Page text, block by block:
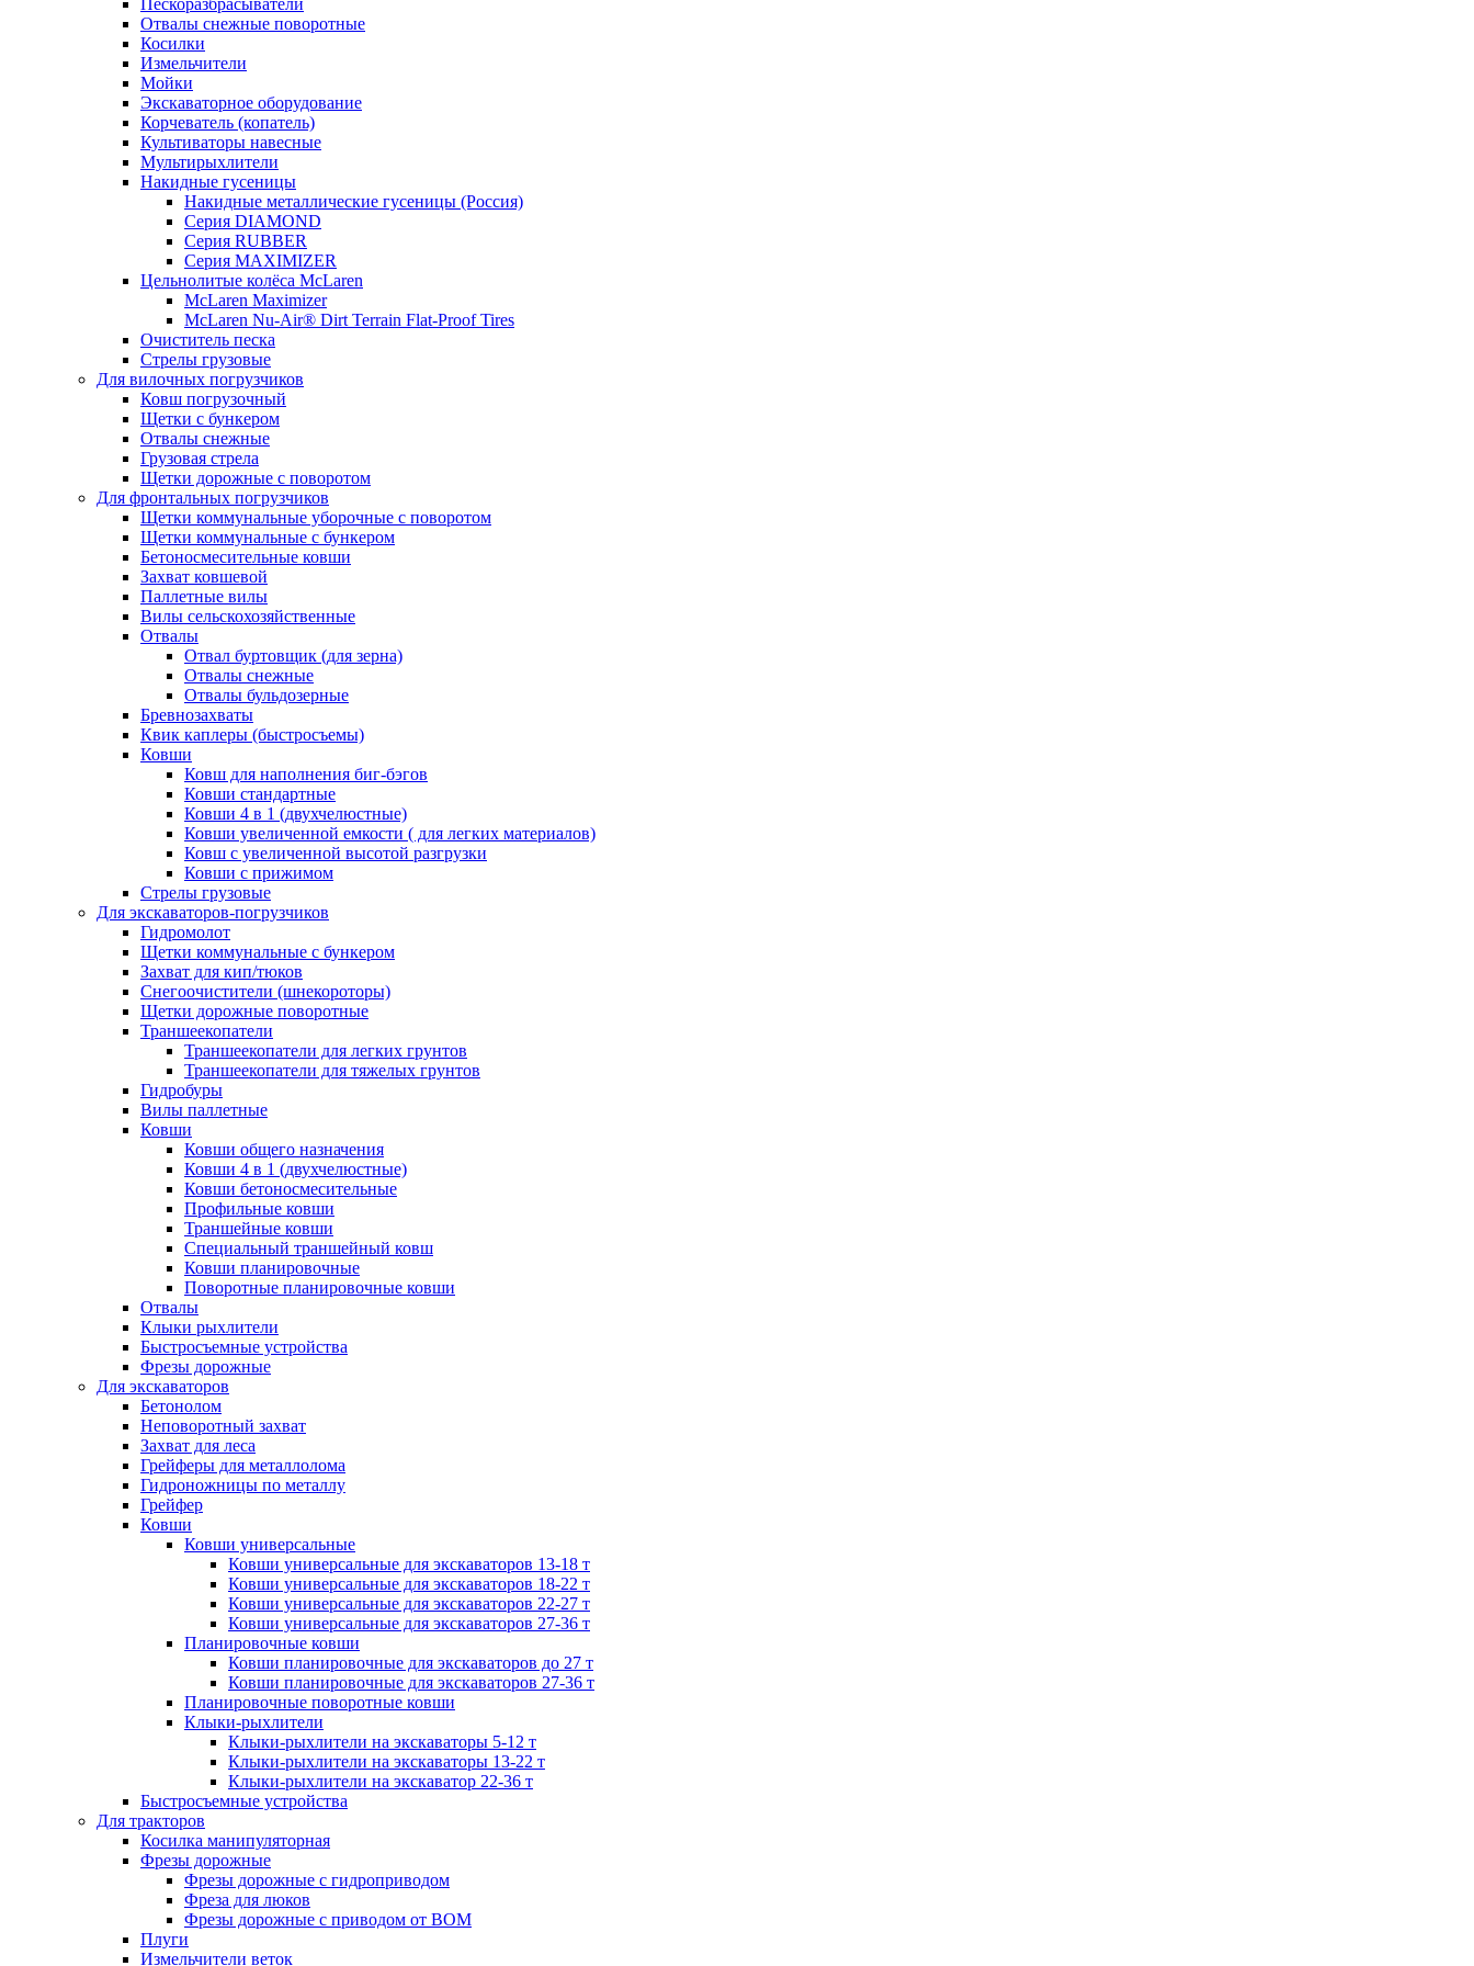
Отвалы снежные поворотные
Косилки
Измельчители
Мойки
Экскаваторное оборудование
Корчеватель (копатель)
Культиваторы навесные
Мультирыхлители
Накидные гусеницы
Накидные металлические гусеницы (Россия)
Серия DIAMOND
Серия RUBBER
Серия MAXIMIZER
Цельнолитые колёса McLaren
McLaren Maximizer
MсLaren Nu-Air® Dirt Terrain Flat-Proof Tires
Очиститель песка
Стрелы грузовые
Для вилочных погрузчиков
Ковш погрузочный
Щетки с бункером
Отвалы снежные
Грузовая стрела
Щетки дорожные с поворотом
Для фронтальных погрузчиков
Щетки коммунальные уборочные с поворотом
Щетки коммунальные с бункером
Бетоносмесительные ковши
Захват ковшевой
Паллетные вилы
Вилы сельскохозяйственные
Отвалы
Отвал буртовщик (для зерна)
Отвалы снежные
Отвалы бульдозерные
Бревнозахваты
Квик каплеры (быстросъемы)
Ковши
Ковш для наполнения биг-бэгов
Ковши стандартные
Ковши 4 в 1 (двухчелюстные)
Ковши увеличенной емкости ( для легких материалов)
Ковш с увеличенной высотой разгрузки
Ковши с прижимом
Стрелы грузовые
Для экскаваторов-погрузчиков
Гидромолот
Щетки коммунальные с бункером
Захват для кип/тюков
Снегоочистители (шнекороторы)
Щетки дорожные поворотные
Траншеекопатели
Траншеекопатели для легких грунтов
Траншеекопатели для тяжелых грунтов
Гидробуры
Вилы паллетные
Ковши
Ковши общего назначения
Ковши 4 в 1 (двухчелюстные)
Ковши бетоносмесительные
Профильные ковши
Траншейные ковши
Специальный траншейный ковш
Ковши планировочные
Поворотные планировочные ковши
Отвалы
Клыки рыхлители
Быстросъемные устройства
Фрезы дорожные
Для экскаваторов
Бетонолом
Неповоротный захват
Захват для леса
Грейферы для металлолома
Гидроножницы по металлу
Грейфер
Ковши
Ковши универсальные
Ковши универсальные для экскаваторов 13-18 т
Ковши универсальные для экскаваторов 18-22 т
Ковши универсальные для экскаваторов 22-27 т
Ковши универсальные для экскаваторов 27-36 т
Планировочные ковши
Ковши планировочные для экскаваторов до 27 т
Ковши планировочные для экскаваторов 27-36 т
Планировочные поворотные ковши
Клыки-рыхлители
Клыки-рыхлители на экскаваторы 5-12 т
Клыки-рыхлители на экскаваторы 13-22 т
Клыки-рыхлители на экскаватор 22-36 т
Быстросъемные устройства
Для тракторов
Косилка манипуляторная
Фрезы дорожные
Фрезы дорожные с гидроприводом
Фреза для люков
Фрезы дорожные с приводом от ВОМ
Плуги
Измельчители веток